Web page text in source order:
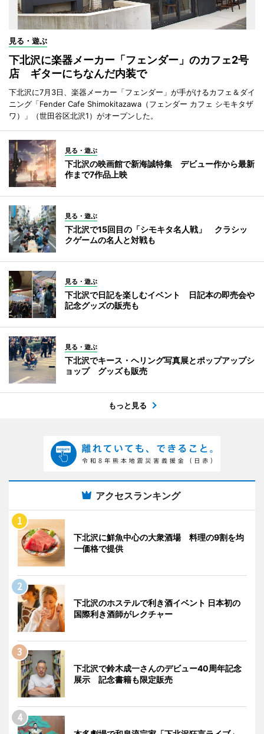
見る・遊ぶ
下北沢に楽器メーカー「フェンダー」のカフェ2号
店 ギターにちなんだ内装で
下北沢に7月3日、楽器メーカー「フェンダー」が手がけるカフェ＆ダイ
ニング「Fender Cafe Shimokitazawa（フェンダー カフェ シモキタザ
ワ）」（世田谷区北沢1）がオープンした。
見る・遊ぶ
下北沢の映画館で新海誠特集 デビュー作から最新
作まで7作品上映
見る・遊ぶ
下北沢で15回目の「シモキタ名人戦」 クラシッ
クゲームの名人と対戦も
見る・遊ぶ
下北沢で日記を楽しむイベント 日記本の即売会や
記念グッズの販売も
見る・遊ぶ
下北沢でキース・ヘリング写真展とポップアップシ
ョップ グッズも販売
もっと見る
アクセスランキング
下北沢に鮮魚中心の大衆酒場 料理の9割を均
一価格で提供
下北沢のホステルで利き酒イベント 日本初の
国際利き酒師がレクチャー
下北沢で鈴木成一さんのデビュー40周年記念
展示 記念書籍も限定販売